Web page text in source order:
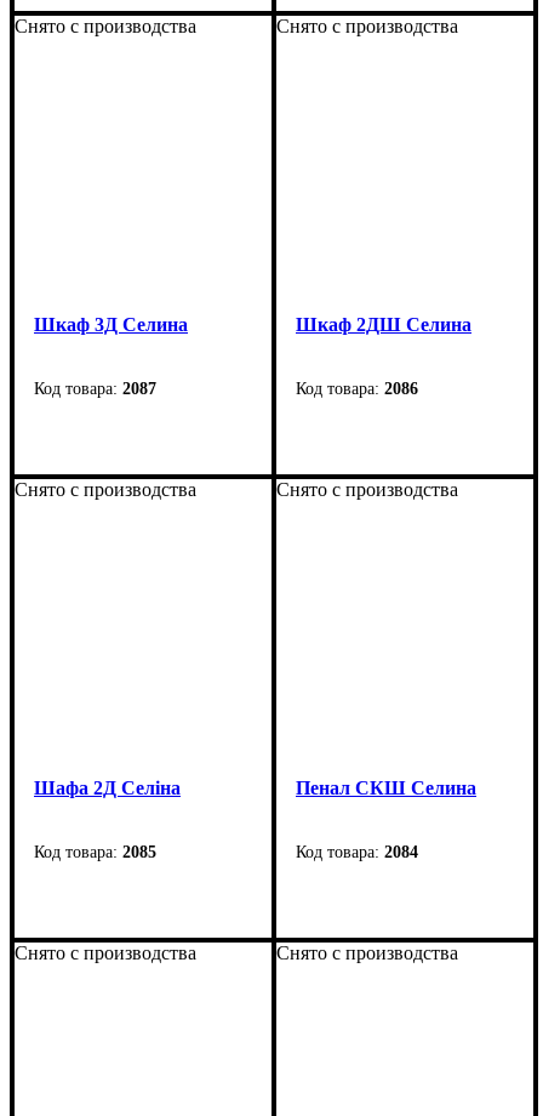
Высота: 850 мм
Глубина: 350 мм
Высота: 2090 мм
Глубина: 510 мм
Снято с производства
Шкаф 3Д Селина
2087
Высота: 2090 мм
Глубина: 655 мм
Снято с производства
Шкаф 2ДШ Селина
2086
Высота: 2090 мм
Глубина: 655 мм
Снято с производства
Шафа 2Д Селіна
2085
Высота: 2090 мм
Глубина: 655 мм
Снято с производства
Пенал СКШ Селина
2084
Высота: 2090 мм
Глубина: 510 мм
Снято с производства Снято с производства